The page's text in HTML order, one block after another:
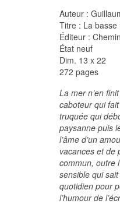
Auteur :
Titre : La
Éditeur :
État neuf
Dim. 13 x 22
272 pages
La mer n’en
caboteur qui
truquée qui
paysanne puis
l’âme d’un
vacances et de
commun, outre
sensible qui
quotidien pour
l’humour de